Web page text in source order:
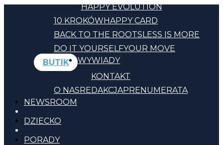
HAPPY EVOLUTION
10 KROKÓWHAPPY CARD
BACK TO THE ROOTSLESS IS MORE
DO IT YOURSELFYOUR MOVE
BUTIK
KONTAKT
O NASREDAKCJAPRENUMERATA
WYWIADY
NEWSROOM
DZIECKO
PORADY